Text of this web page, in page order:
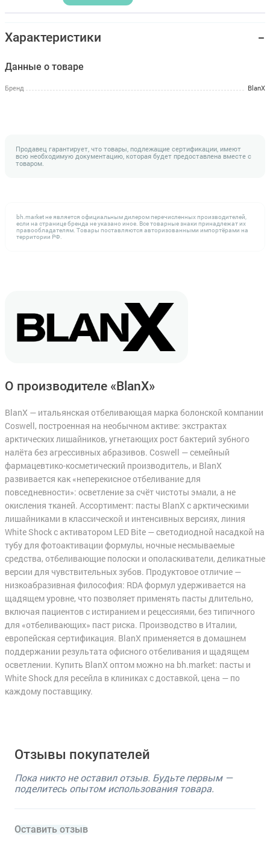
Характеристики
Данные о товаре
Бренд BlanX
Продавец гарантирует, что товары, подлежащие сертификации, имеют
всю необходимую документацию, которая будет предоставлена вместе с
товаром.
bh.market не является официальным дилером перечисленных производителей,
если на странице бренда не указано иное. Все товарные знаки принадлежат их
правообладателям. Товары поставляются авторизованными импортёрами на
территории РФ.
О производителе «BlanX»
BlanX — итальянская отбеливающая марка болонской компании
Coswell, построенная на необычном активе: экстрактах
арктических лишайников, угнетающих рост бактерий зубного
налёта без агрессивных абразивов. Coswell — семейный
фармацевтико-косметический производитель, и BlanX
развивается как «неперекисное отбеливание для
повседневности»: осветление за счёт чистоты эмали, а не
окисления тканей. Ассортимент: пасты BlanX с арктическими
лишайниками в классической и интенсивных версиях, линия
White Shock с активатором LED Bite — светодиодной насадкой на
тубу для фотоактивации формулы, ночные несмываемые
средства, отбеливающие полоски и ополаскиватели, деликатные
версии для чувствительных зубов. Продуктовое отличие —
низкоабразивная философия: RDA формул удерживается на
щадящем уровне, что позволяет применять пасты длительно,
включая пациентов с истиранием и рецессиями, без типичного
для «отбеливающих» паст риска. Производство в Италии,
европейская сертификация. BlanX применяется в домашнем
поддержании результата офисного отбеливания и щадящем
осветлении. Купить BlanX оптом можно на bh.market: пасты и
White Shock для ресейла в клиниках с доставкой, цена — по
каждому поставщику.
Отзывы покупателей
Пока никто не оставил отзыв. Будьте первым —
поделитесь опытом использования товара.
Оставить отзыв